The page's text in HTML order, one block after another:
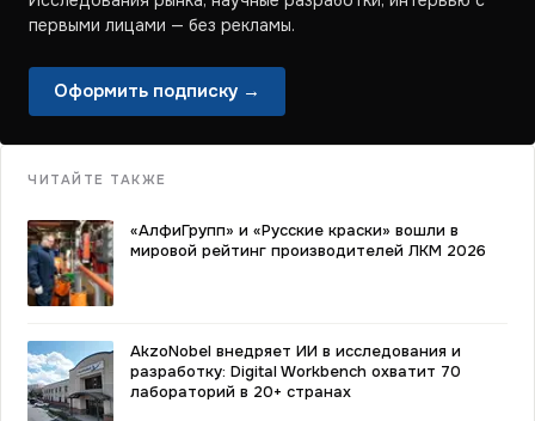
первыми лицами — без рекламы.
Оформить подписку →
ЧИТАЙТЕ ТАКЖЕ
«АлфиГрупп» и «Русские краски» вошли в
мировой рейтинг производителей ЛКМ 2026
AkzoNobel внедряет ИИ в исследования и
разработку: Digital Workbench охватит 70
лабораторий в 20+ странах